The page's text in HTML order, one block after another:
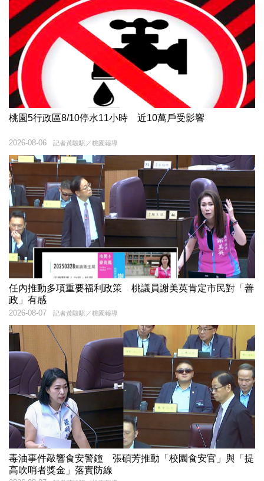
桃園5行政區8/10停水11小時 近10萬戶受影響
記者黃駿騏／桃園報導
2026-08-06
任內推動多項重要福利政策 桃議員謝美英肯定市民對「善
政」有感
記者黃駿騏／桃園報導
2026-08-07
毒油事件敲響食安警鐘 張碩芳推動「校園食安官」與「提
高吹哨者獎金」落實防線